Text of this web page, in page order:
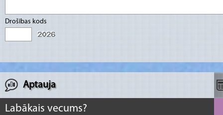
Drošības kods
Aptauja
Labākais vecums?